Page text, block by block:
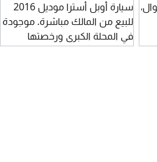
مانيوال،
سيارة أوبل أسترا موديل 2016
للبيع من المالك مباشرة. موجودة
في المحلة الكبرى ورخصتها
سارية.